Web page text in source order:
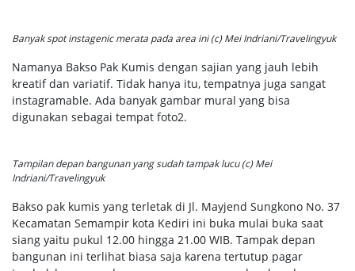
Banyak spot instagenic merata pada area ini (c) Mei Indriani/Travelingyuk
Namanya Bakso Pak Kumis dengan sajian yang jauh lebih
kreatif dan variatif. Tidak hanya itu, tempatnya juga sangat
instagramable. Ada banyak gambar mural yang bisa
digunakan sebagai tempat foto2.
Tampilan depan bangunan yang sudah tampak lucu (c) Mei
Indriani/Travelingyuk
Bakso pak kumis yang terletak di Jl. Mayjend Sungkono No. 37
Kecamatan Semampir kota Kediri ini buka mulai buka saat
siang yaitu pukul 12.00 hingga 21.00 WIB. Tampak depan
bangunan ini terlihat biasa saja karena tertutup pagar